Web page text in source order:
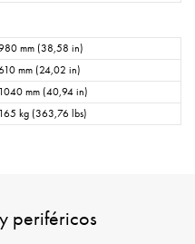
mm (38,58 in)
mm (24,02 in)
1040 mm (40,94 in)
165 kg (363,76 lbs)
periféricos